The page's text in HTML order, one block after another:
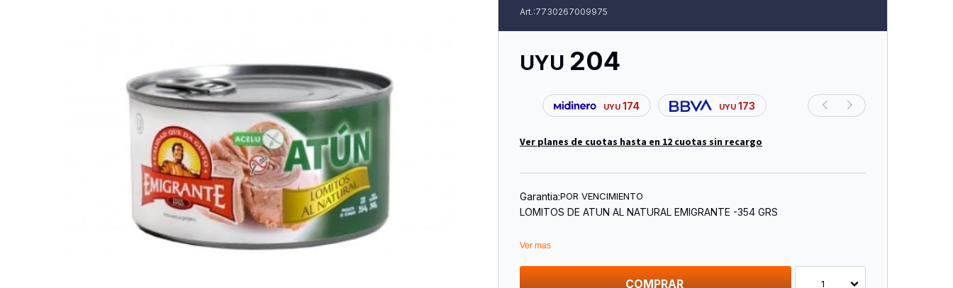
7730267009975
UYU 204
UYU 174 UYU 173
Ver planes de cuotas hasta en 12 cuotas sin recargo
Garantia:POR VENCIMIENTO
LOMITOS DE ATUN AL NATURAL EMIGRANTE -354 GRS
Ver mas
COMPRAR 1